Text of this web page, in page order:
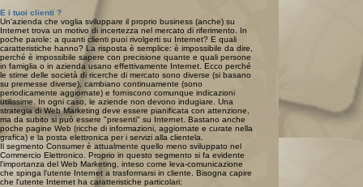
E i tuoi clienti ?
Un'azienda che voglia sviluppare il proprio business (anche) su
Internet trova un motivo di incertezza nel mercato di riferimento. In
poche parole: a quanti clienti puoi rivolgerti su Internet? E quali
caratteristiche hanno? La risposta è semplice: è impossibile da dire,
perché è impossibile sapere con precisione quante e quali persone
in famiglia o in azienda usano effettivamente Internet. Ecco perché
le stime delle società di ricerche di mercato sono diverse (si basano
su premesse diverse), cambiano continuamente (sono
periodicamente aggiornate) e forniscono comunque indicazioni
utilissime. In ogni caso, le aziende non devono indugiare. Una
strategia di Web Marketing deve essere pianificata con attenzione,
ma da subito si può essere "presenti" su Internet. Bastano anche
poche pagine Web (ricche di informazioni, aggiornate e curate nella
grafica) e la posta elettronica per i servizi alla clientela.
Il segmento Consumer è attualmente quello meno sviluppato nel
Commercio Elettronico. Proprio in questo segmento si fa evidente
l'importanza del Web Marketing, inteso come leva-comunicazione
che spinga l'utente Internet a trasformarsi in cliente. Bisogna capire
che l'utente Internet ha caratteristiche particolari: